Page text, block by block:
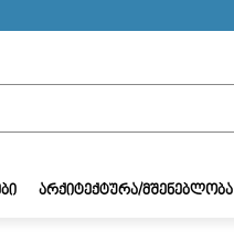
ᲐᲠᲥᲘᲢᲔᲥᲢᲣᲠᲐ/ᲛᲨᲔᲜᲔᲑᲚᲝᲑᲐ